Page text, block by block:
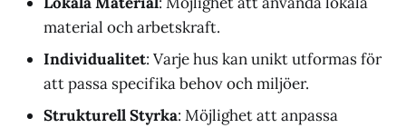
material och arbetskraft.
Individualitet: Varje hus kan unikt utformas för
att passa specifika behov och miljöer.
Strukturell Styrka: Möjlighet att anpassa